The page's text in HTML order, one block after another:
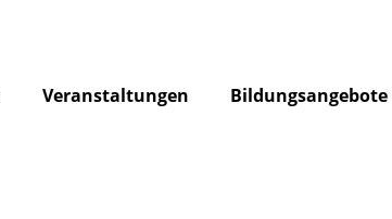
Veranstaltungen Bildungsangebote